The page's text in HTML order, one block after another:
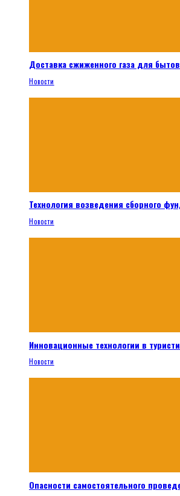
Доставка сжиженного газа для
Новости
Технология возведения сборного
Новости
Инновационные технологии в
Новости
Опасности самостоятельного